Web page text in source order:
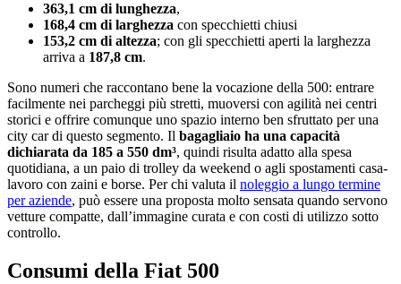
363,1 cm di lunghezza,
168,4 cm di larghezza con specchietti chiusi
153,2 cm di altezza; con gli specchietti aperti la larghezza
arriva a 187,8 cm.
Sono numeri che raccontano bene la vocazione della 500: entrare
facilmente nei parcheggi più stretti, muoversi con agilità nei centri
storici e offrire comunque uno spazio interno ben sfruttato per una
city car di questo segmento. Il bagagliaio ha una capacità
dichiarata da 185 a 550 dm³, quindi risulta adatto alla spesa
quotidiana, a un paio di trolley da weekend o agli spostamenti casa-
lavoro con zaini e borse. Per chi valuta il noleggio a lungo termine
per aziende, può essere una proposta molto sensata quando servono
vetture compatte, dall’immagine curata e con costi di utilizzo sotto
controllo.
Consumi della Fiat 500